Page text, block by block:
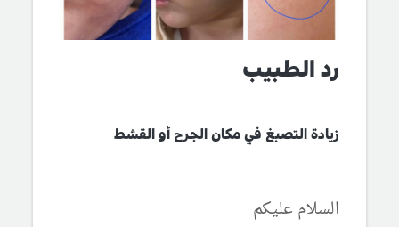
رد الطبيب
زيادة التصبغ في مكان الجرح أو القشط
السلام عليكم